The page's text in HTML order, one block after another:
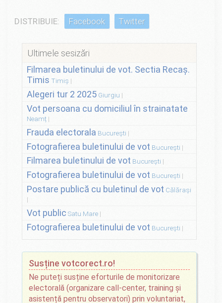
DISTRIBUIE: Facebook Twitter
Ultimele sesizări
Filmarea buletinului de vot. Sectia Recaș.
Timis Timiș
Alegeri tur 2 2025 Giurgiu
Vot persoana cu domiciliul în strainatate
Neamț
Frauda electorala București
Fotografierea buletinului de vot București
Filmarea buletinului de vot București
Fotografierea buletinului de vot București
Postare publică cu buletinul de vot Călărași
Vot public Satu Mare
Fotografierea buletinului de vot București
Susține votcorect.ro!
Ne puteți susține eforturile de monitorizare
electorală (organizare call-center, training și
asistență pentru observatori) prin voluntariat,